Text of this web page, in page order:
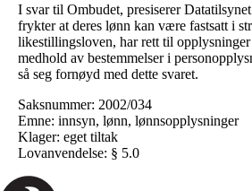
I svar til Ombudet, presiserer
frykter at deres lønn kan være fastsatt i
likestillingsloven, har rett til
medhold av bestemmelser i
så seg fornøyd med dette svaret.
Saksnummer: 2002/034
Emne: innsyn, lønn, lønnsopplysninger
Klager: eget tiltak
Lovanvendelse: § 5.0